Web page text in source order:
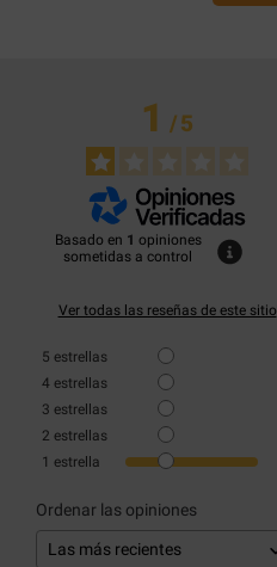
1/5
Basado en 1 opiniones
sometidas a control
Ver todas las reseñas de este sitio
5 estrellas
4 estrellas
3 estrellas
2 estrellas
1 estrella
Ordenar las opiniones